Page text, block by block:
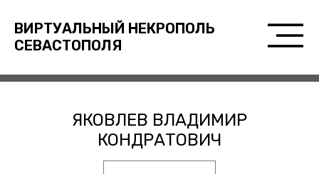
ВИРТУАЛЬНЫЙ НЕКРОПОЛЬ
СЕВАСТОПОЛЯ
ЯКОВЛЕВ ВЛАДИМИР
КОНДРАТОВИЧ